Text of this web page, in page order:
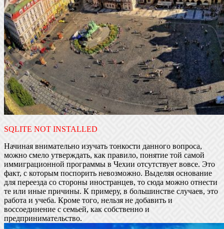
SQLITE NOT INSTALLED
Начиная внимательно изучать тонкости данного вопроса,
можно смело утверждать, как правило, понятие той самой
иммиграционной программы в Чехии отсутствует вовсе. Это
факт, с которым поспорить невозможно. Выделяя основание
для переезда со стороны иностранцев, то сюда можно отнести
те или иные причины. К примеру, в большинстве случаев, это
работа и учеба. Кроме того, нельзя не добавить и
воссоединение с семьей, как собственно и
предпринимательство.